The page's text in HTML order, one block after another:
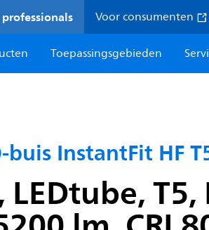
Voor consumenten
Toepassingsgebieden
buis InstantFit HF
LEDtube,